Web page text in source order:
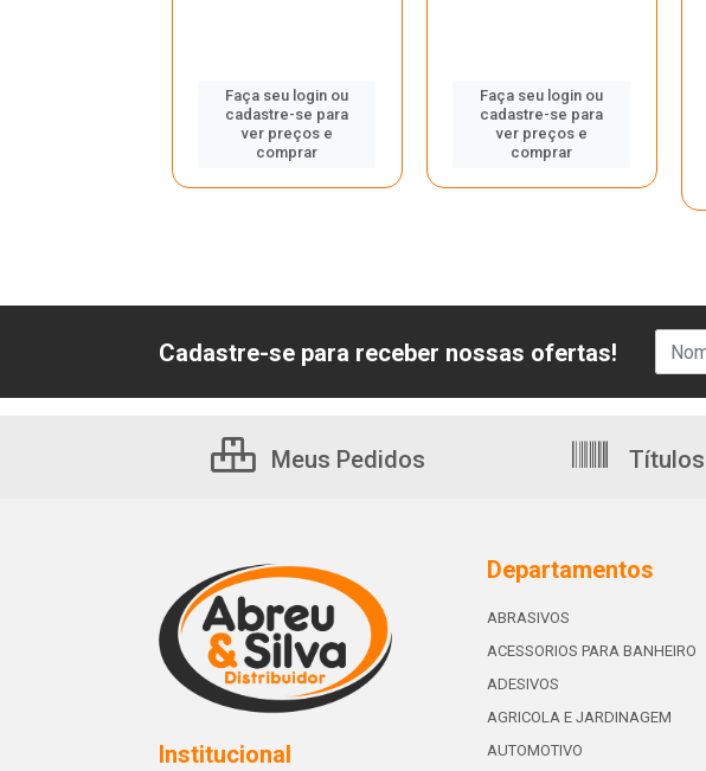
Faça seu login ou
cadastre-se para
ver preços e
comprar
Faça seu login ou
cadastre-se para
ver preços e
comprar
Cadastre-se para receber nossas ofertas!
Meus Pedidos Títulos
Institucional
Departamentos
ABRASIVOS
ACESSORIOS PARA BANHEIRO
ADESIVOS
AGRICOLA E JARDINAGEM
AUTOMOTIVO